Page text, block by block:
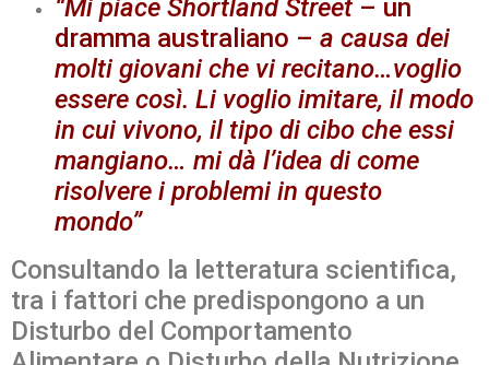
“Mi piace Shortland Street – un
dramma australiano – a causa dei
molti giovani che vi recitano…voglio
essere così. Li voglio imitare, il modo
in cui vivono, il tipo di cibo che essi
mangiano… mi dà l’idea di come
risolvere i problemi in questo
mondo”
Consultando la letteratura scientifica,
tra i fattori che predispongono a un
Disturbo del Comportamento